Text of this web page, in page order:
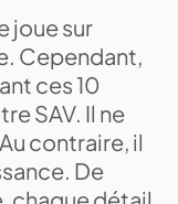
joue sur
Cependant,
ces 10
SAV. Il ne
contraire, il
De